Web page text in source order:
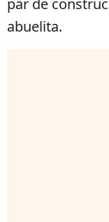
par de
abuelita.